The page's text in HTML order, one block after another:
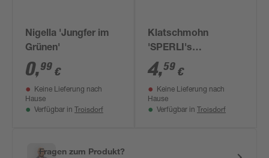
Nigella 'Jungfer im
Grünen'
0,99 €
Keine Lieferung nach
Hause
Verfügbar in Troisdorf
Klatschmohn
'SPERLI's
Abendfeuer'
4,59 €
Keine Lieferung nach
Hause
Verfügbar in Troisdorf
Fragen zum Produkt?